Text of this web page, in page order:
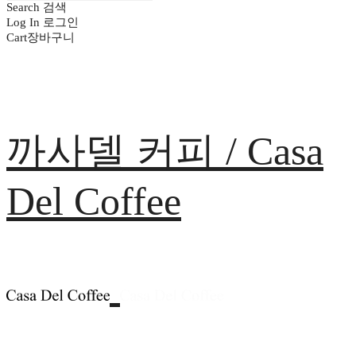
Search 검색
Log In 로그인
Cart장바구니
까사델 커피 / Casa
Del Coffee